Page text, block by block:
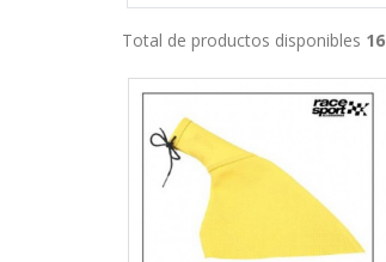
Total de productos disponibles 16